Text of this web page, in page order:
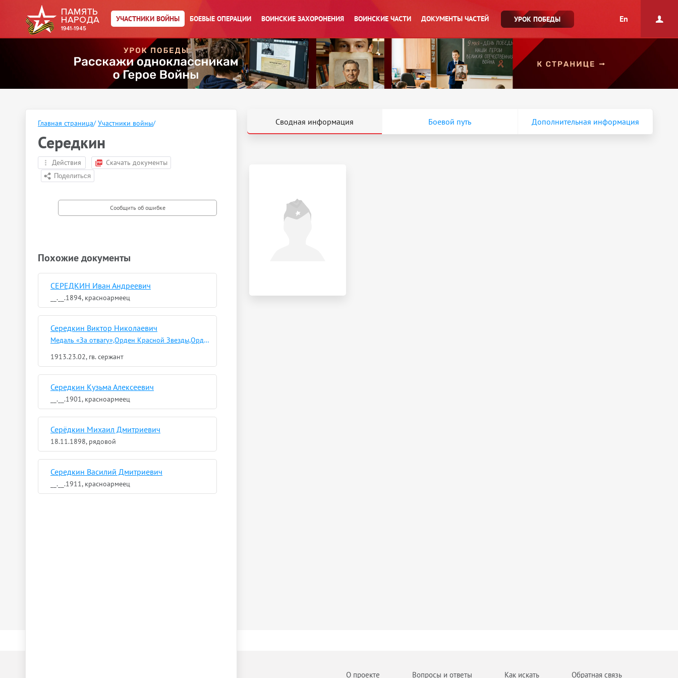
УЧАСТНИКИ ВОЙНЫ БОЕВЫЕ ОПЕРАЦИИ ВОИНСКИЕ ЗАХОРОНЕНИЯ ВОИНСКИЕ ЧАСТИ ДОКУМЕНТЫ ЧАСТЕЙ УРОК ПОБЕДЫ En
Главная страница/ Участники войны/
Середкин
Действия Скачать документы
Похожие документы
СЕРЕДКИН Иван Андреевич
__.__.1894, красноармеец
Середкин Виктор Николаевич
Медаль «За отвагу»,Орден Красной Звезды,Орден Славы III степени
1913.23.02, гв. сержант
Середкин Кузьма Алексеевич
__.__.1901, красноармеец
Серёдкин Михаил Дмитриевич
18.11.1898, рядовой
Середкин Василий Дмитриевич
__.__.1911, красноармеец
Сводная информация Боевой путь Дополнительная информация
О проекте Вопросы и ответы Как искать Обратная связь